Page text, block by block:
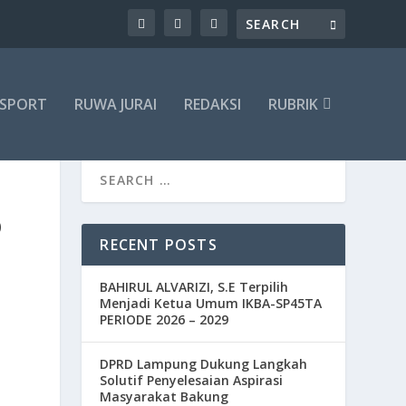
RUWA JURAI REDAKSI RUBRIK
RECENT POSTS
BAHIRUL ALVARIZI, S.E Terpilih
Menjadi Ketua Umum IKBA-SP45TA
PERIODE 2026 – 2029
DPRD Lampung Dukung Langkah
Solutif Penyelesaian Aspirasi
Masyarakat Bakung